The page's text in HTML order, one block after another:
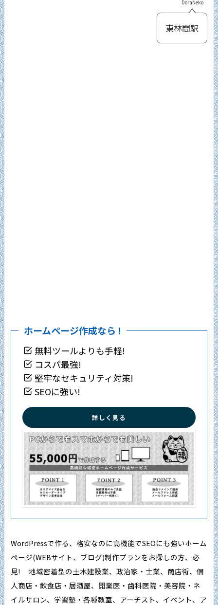
DoraNeko
東林間駅
ホームページ作成なら !
無料ツールよりも手軽!
コスパ最強!
堅牢なセキュリティ対策!
SEOに強い!
詳しく見る
WordPressで作る、格安なのに高機能でSEOにも強いホーム
ページ(WEBサイト、ブログ)制作プランをお探しの方、必
見! 地域密着型の土木建設業、政治家・士業、商店街、個
人商店・飲食店・居酒屋、開業医・歯科医院・美容院・ネ
イルサロン、学習塾・各種教室、アーチスト、イベント、ア